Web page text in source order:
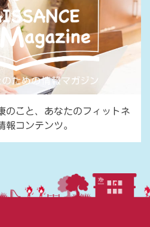
のこと、あなたのフィットネ
報コンテンツ。